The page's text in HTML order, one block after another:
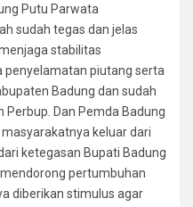
Putu Parwata
sudah tegas dan jelas
stabilitas
penyelamatan piutang serta
Badung dan sudah
Dan Pemda Badung
keluar dari
ketegasan Bupati Badung
pertumbuhan
diberikan stimulus agar